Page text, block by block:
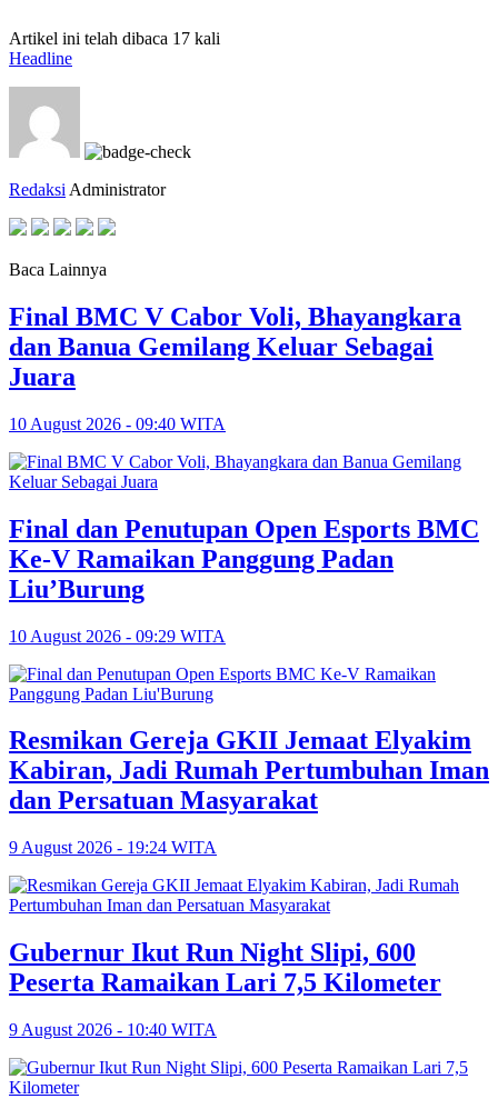
Artikel ini telah dibaca 17 kali
Headline
Redaksi Administrator
Baca Lainnya
Final BMC V Cabor Voli, Bhayangkara
dan Banua Gemilang Keluar Sebagai
Juara
10 August 2026 - 09:40 WITA
Final dan Penutupan Open Esports BMC
Ke-V Ramaikan Panggung Padan
Liu’Burung
10 August 2026 - 09:29 WITA
Resmikan Gereja GKII Jemaat Elyakim
Kabiran, Jadi Rumah Pertumbuhan Iman
dan Persatuan Masyarakat
9 August 2026 - 19:24 WITA
Gubernur Ikut Run Night Slipi, 600
Peserta Ramaikan Lari 7,5 Kilometer
9 August 2026 - 10:40 WITA